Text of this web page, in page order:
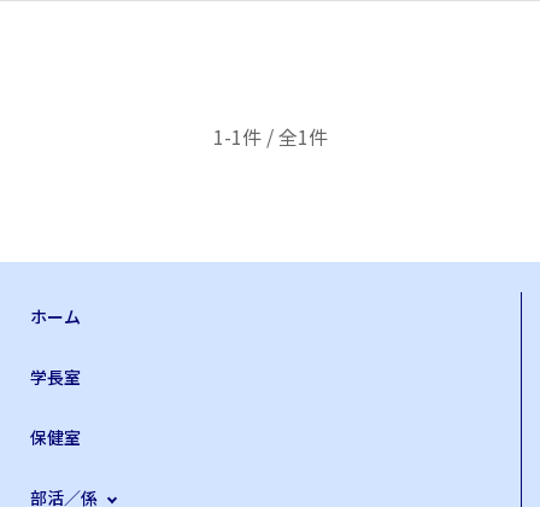
1-1件 / 全1件
ホーム
学長室
保健室
部活／係